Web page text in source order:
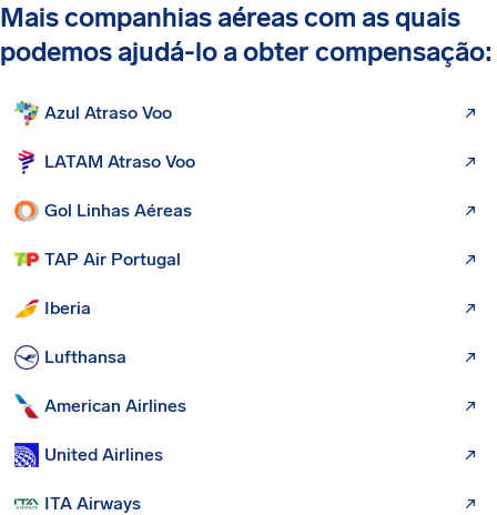
Mais companhias aéreas com as quais
podemos ajudá-lo a obter compensação:
Azul Atraso Voo
LATAM Atraso Voo
Gol Linhas Aéreas
TAP Air Portugal
Iberia
Lufthansa
American Airlines
United Airlines
ITA Airways